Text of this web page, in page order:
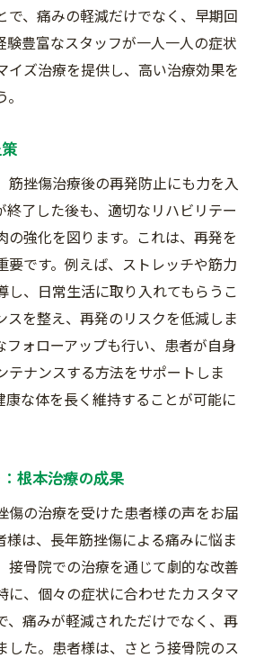
で、痛みの軽減だけでなく、早期回
験豊富なスタッフが一人一人の症状
イズ治療を提供し、高い治療効果を
筋挫傷治療後の再発防止にも力を入
終了した後も、適切なリハビリテー
の強化を図ります。これは、再発を
要です。例えば、ストレッチや筋力
し、日常生活に取り入れてもらうこ
スを整え、再発のリスクを低減しま
フォローアップも行い、患者が自身
テナンスする方法をサポートしま
康な体を長く維持することが可能に
根本治療の成果
傷の治療を受けた患者様の声をお届
様は、長年筋挫傷による痛みに悩ま
接骨院での治療を通じて劇的な改善
に、個々の症状に合わせたカスタマ
、痛みが軽減されただけでなく、再
した。患者様は、さとう接骨院のス